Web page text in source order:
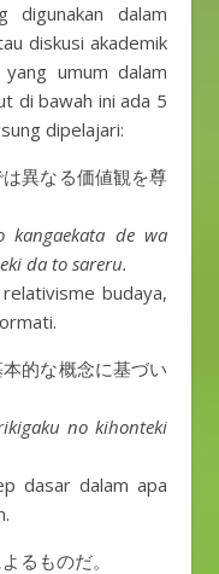
digunakan dalam
diskusi akademik
umum dalam
di bawah ini ada 5
dipelajari:
異なる価値観を尊
kangaekata de wa
da to sareru.
relativisme budaya,
的な概念に基づい
no kihonteki
dasar dalam apa
るものだ。